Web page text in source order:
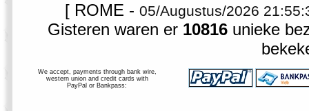
[ ROME - 05/Augustus/2026
Gisteren waren er 10816unieke
We accept, payments through bank wire,
western union and credit cards with
PayPal or Bankpass: